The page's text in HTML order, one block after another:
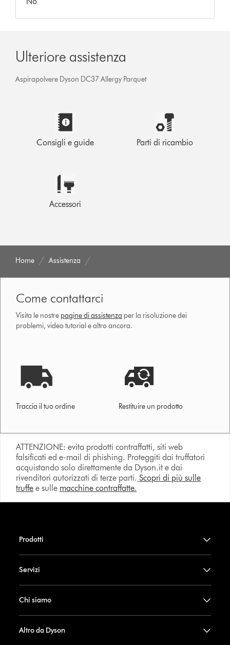
Ulteriore assistenza
Aspirapolvere Dyson DC37 Allergy Parquet
Consigli e guide Parti di ricambio
Accessori
Home Assistenza
Come contattarci
Visita le nostre pagine di assistenza per la risoluzione dei
problemi, video tutorial e altro ancora.
Traccia il tuo ordine Restituire un prodotto
ATTENZIONE: evita prodotti contraffatti, siti web
falsificati ed e-mail di phishing. Proteggiti dai truffatori
acquistando solo direttamente da Dyson.it e dai
rivenditori autorizzati di terze parti. Scopri di più sulle
truffe e sulle macchine contraffatte.
Prodotti
Servizi
Chi siamo
Altro da Dyson